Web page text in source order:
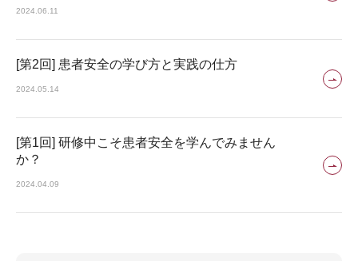
2024.06.11
[第2回] 患者安全の学び方と実践の仕方
2024.05.14
[第1回] 研修中こそ患者安全を学んでみません
か？
2024.04.09